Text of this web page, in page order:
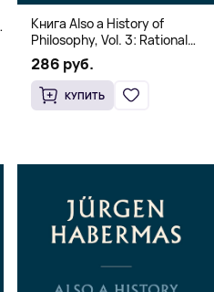
Книга Also a History of
Philosophy, Vol. 3: Rational
Freedom. Traces of the
Discourse on Faith and
Knowledge (Твердый
переплет)
286 руб.
КУПИТЬ